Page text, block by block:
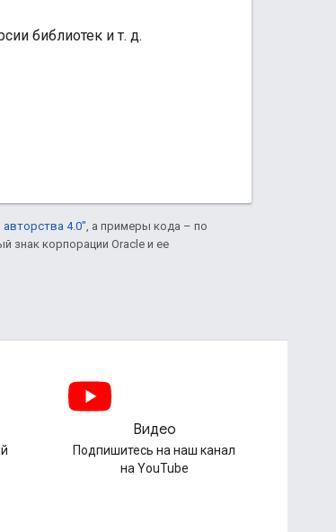
библиотек и т. д.
авторства 4.0" , а примеры кода – по
знак корпорации Oracle и ее
Видео
Подпишитесь на наш канал
на YouTube